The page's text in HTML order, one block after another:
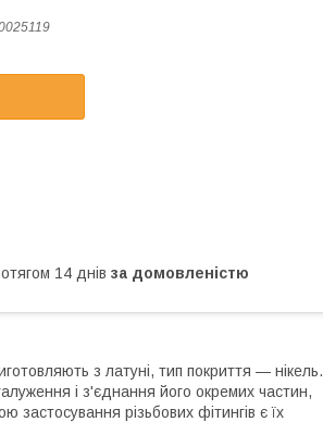
14 днів за домовленістю
з латуні, тип покриття — нікель.
і з'єднання його окремих частин,
різьбових фітингів є їх